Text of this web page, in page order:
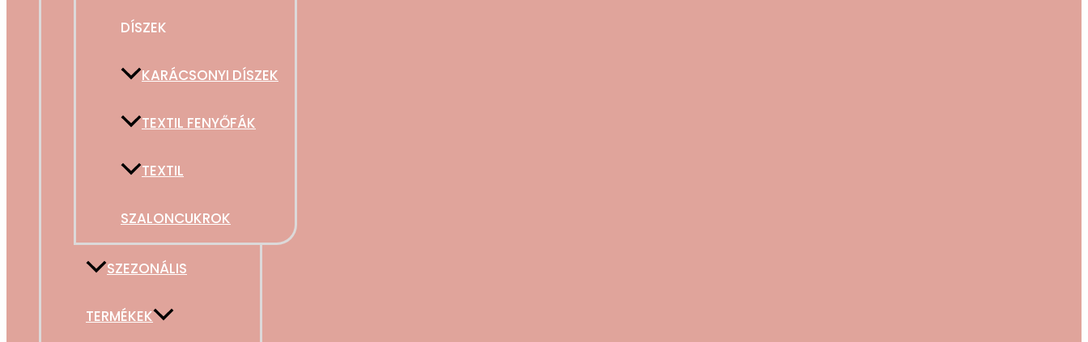
DÍSZEK
KARÁCSONYI DÍSZEK
TEXTIL FENYŐFÁK
TEXTIL
SZALONCUKROK
SZEZONÁLIS
TERMÉKEK